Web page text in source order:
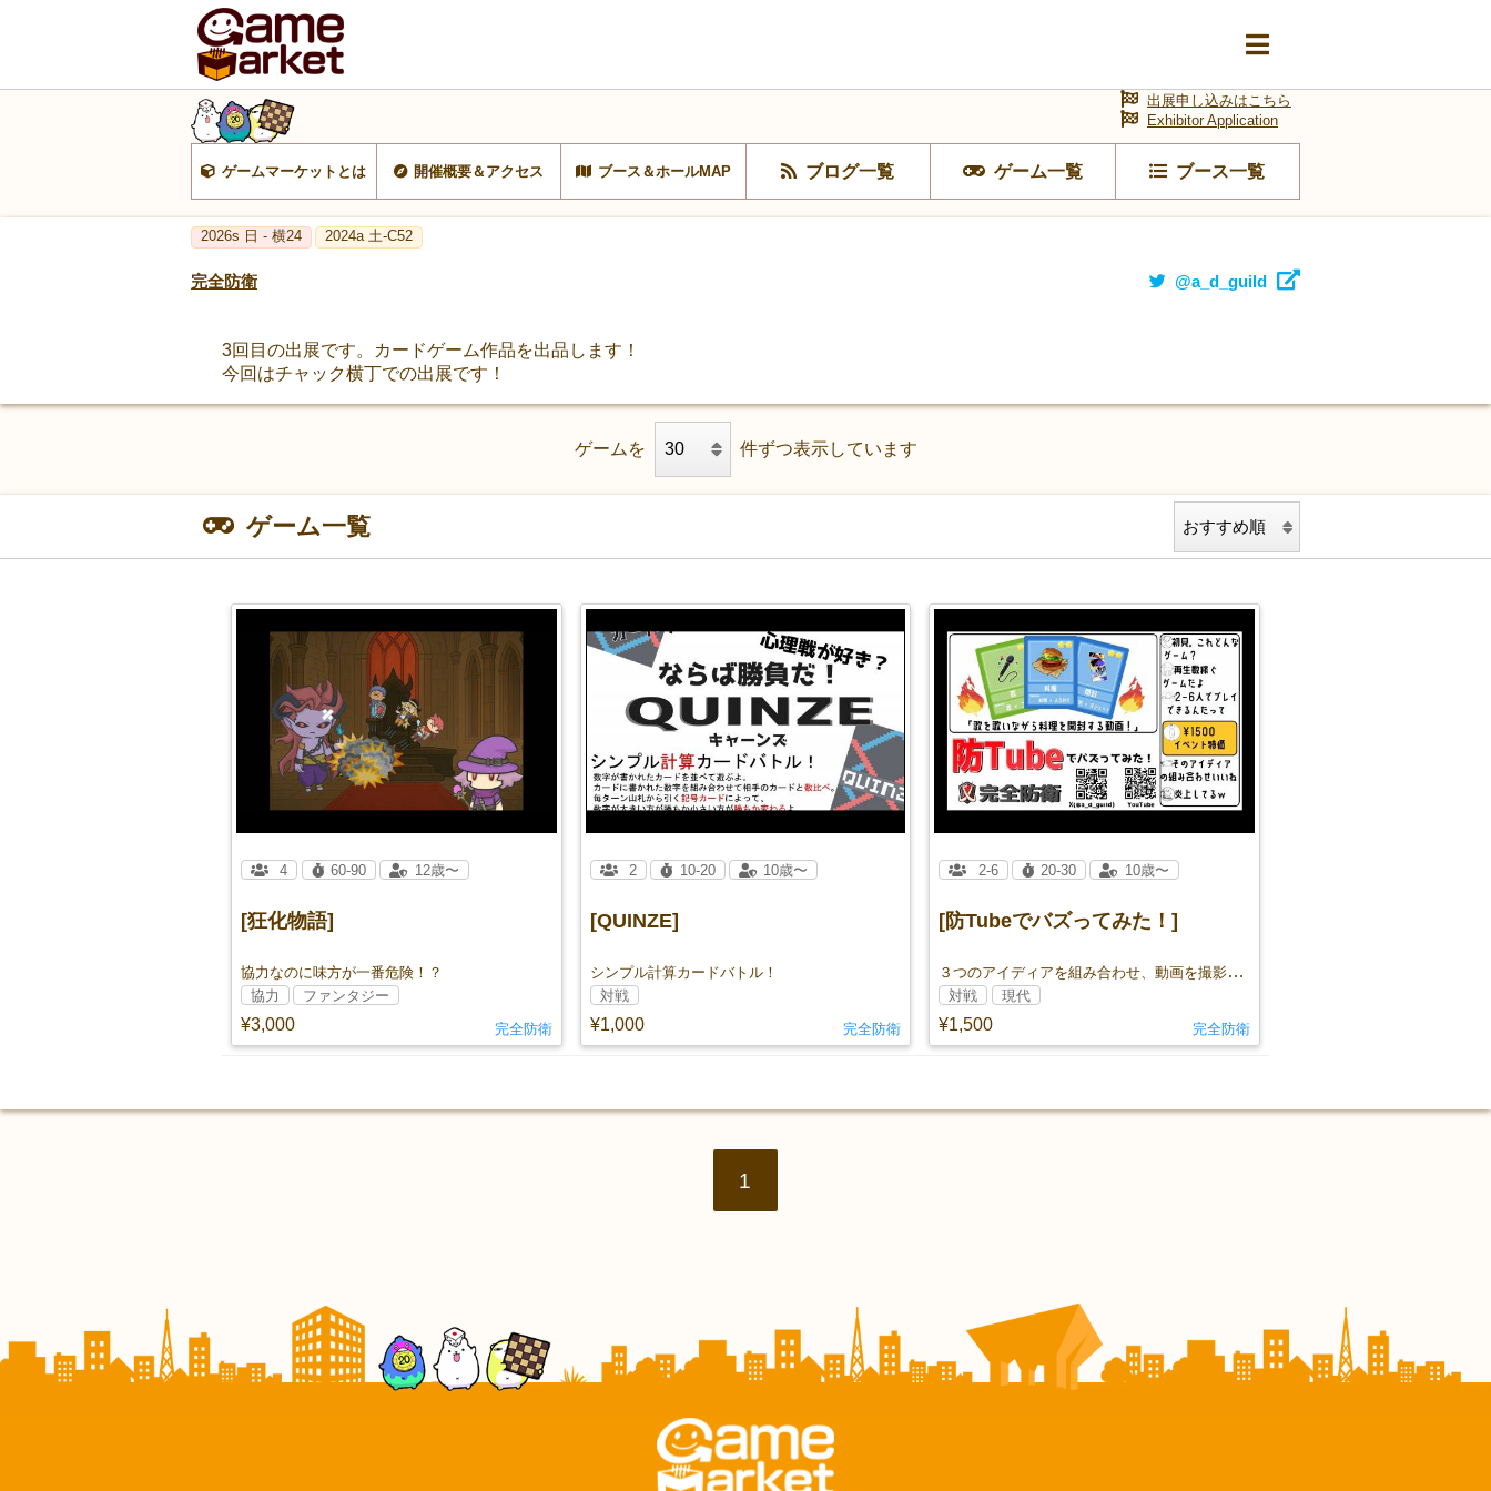
ゲームマーケットとは 開催概要＆アクセス ブース＆ホールMAP ブログ一覧 ゲーム一覧 ブース一覧
出展申し込みはこちら
Exhibitor Application
2026s 日 - 横24 2024a 土-C52
完全防衛 @a_d_guild
3回目の出展です。カードゲーム作品を出品します！
今回はチャック横丁での出展です！
ゲームを 件ずつ表示しています
ゲーム一覧
[狂化物語]
協力なのに味方が一番危険！？
¥3,000
4 60-90 12歳〜
協力 ファンタジー
完全防衛
[QUINZE]
シンプル計算カードバトル！
¥1,000
2 10-20 10歳〜
対戦
完全防衛
[防Tubeでバズってみた！]
３つのアイディアを組み合わせ、動画を撮影、投稿し再生数を稼ぐ大喜利
¥1,500
2-6 20-30 10歳〜
対戦 現代
完全防衛
1